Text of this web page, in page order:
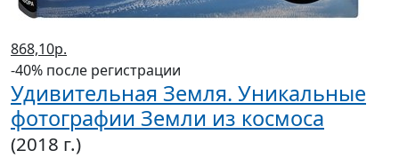
868,10р.
-40% после регистрации
Удивительная Земля. Уникальные
фотографии Земли из космоса
(2018 г.)